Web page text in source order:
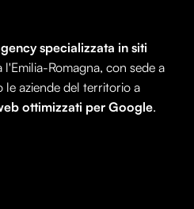
specializzata in siti
l'Emilia-Romagna, con sede a
aziende del territorio a
ottimizzati per Google.